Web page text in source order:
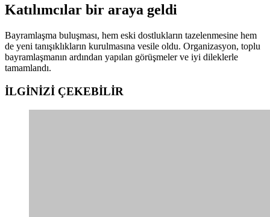
Katılımcılar bir araya geldi
Bayramlaşma buluşması, hem eski dostlukların tazelenmesine hem
de yeni tanışıklıkların kurulmasına vesile oldu. Organizasyon, toplu
bayramlaşmanın ardından yapılan görüşmeler ve iyi dileklerle
tamamlandı.
İLGİNİZİ ÇEKEBİLİR